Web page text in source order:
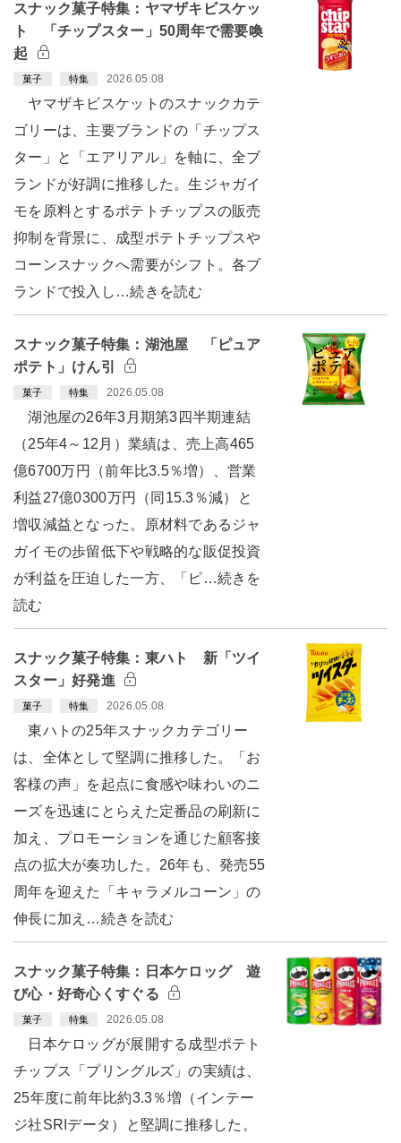
スナック菓子特集：ヤマザキビスケッ
ト 「チップスター」50周年で需要喚
起
菓子 特集 2026.05.08
ヤマザキビスケットのスナックカテ
ゴリーは、主要ブランドの「チップス
ター」と「エアリアル」を軸に、全ブ
ランドが好調に推移した。生ジャガイ
モを原料とするポテトチップスの販売
抑制を背景に、成型ポテトチップスや
コーンスナックへ需要がシフト。各ブ
ランドで投入し…続きを読む
スナック菓子特集：湖池屋 「ピュア
ポテト」けん引
菓子 特集 2026.05.08
湖池屋の26年3月期第3四半期連結
（25年4～12月）業績は、売上高465
億6700万円（前年比3.5％増）、営業
利益27億0300万円（同15.3％減）と
増収減益となった。原材料であるジャ
ガイモの歩留低下や戦略的な販促投資
が利益を圧迫した一方、「ピ…続きを
読む
スナック菓子特集：東ハト 新「ツイ
スター」好発進
菓子 特集 2026.05.08
東ハトの25年スナックカテゴリー
は、全体として堅調に推移した。「お
客様の声」を起点に食感や味わいのニ
ーズを迅速にとらえた定番品の刷新に
加え、プロモーションを通じた顧客接
点の拡大が奏功した。26年も、発売55
周年を迎えた「キャラメルコーン」の
伸長に加え…続きを読む
スナック菓子特集：日本ケロッグ 遊
び心・好奇心くすぐる
菓子 特集 2026.05.08
日本ケロッグが展開する成型ポテト
チップス「プリングルズ」の実績は、
25年度に前年比約3.3％増（インテー
ジ社SRIデータ）と堅調に推移した。